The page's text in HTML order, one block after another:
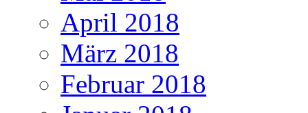
April 2018
März 2018
Februar 2018